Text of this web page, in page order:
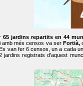
65 jardins repartits en 44
amb més censos va ser Fortià,
van fer 6 censos, un a cada
jardins registrats d'aquest